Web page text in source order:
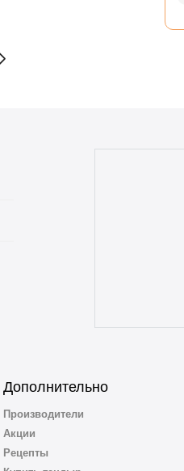
Дополнительно
Производители
Акции
Рецепты